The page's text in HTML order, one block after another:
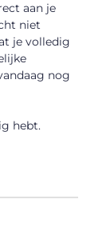
aan je
niet
je volledig
nog
hebt.